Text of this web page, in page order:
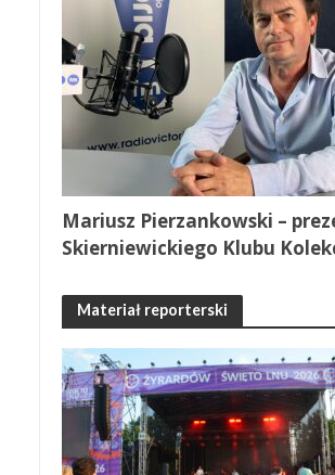
Mariusz Pierzankowski –
Skierniewickiego Klubu
Materiał reporterski